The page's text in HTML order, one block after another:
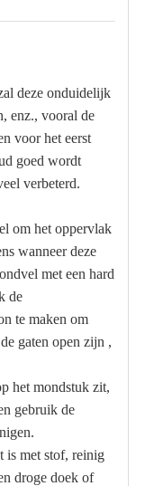
deze onduidelijk
enz., vooral de
voor het eerst
goed wordt
verbeterd.
om het oppervlak
wanneer deze
met een hard
de
te maken om
gaten open zijn ,
het mondstuk zit,
gebruik de
is met stof, reinig
droge doek of